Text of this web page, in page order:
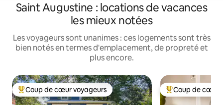
Saint Augustine : locations de vacances
les mieux notées
Les voyageurs sont unanimes : ces logements sont très
bien notés en termes d'emplacement, de propreté et
plus encore.
Coups de cœur voyageurs les plus appréciés
Coup de cœur voyageurs Coups de cœur
Coup de cœur